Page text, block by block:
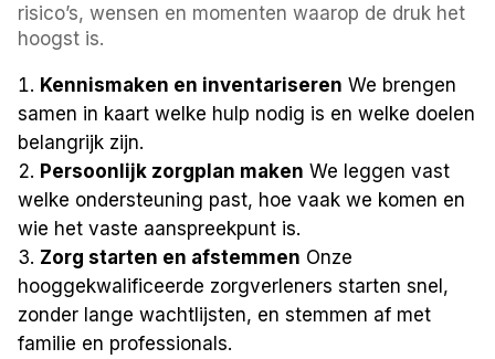
risico’s, wensen en momenten waarop de druk het
hoogst is.
Kennismaken en inventariseren We brengen
samen in kaart welke hulp nodig is en welke doelen
belangrijk zijn.
Persoonlijk zorgplan maken We leggen vast
welke ondersteuning past, hoe vaak we komen en
wie het vaste aanspreekpunt is.
Zorg starten en afstemmen Onze
hooggekwalificeerde zorgverleners starten snel,
zonder lange wachtlijsten, en stemmen af met
familie en professionals.